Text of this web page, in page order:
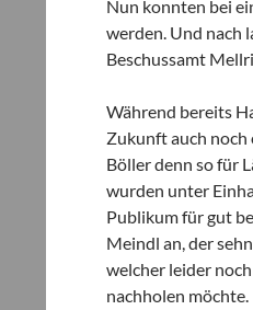
Nun konnten bei
werden. Und nach
Beschussamt
Während bereits
Zukunft auch noch
Böller denn so für
wurden unter
Publikum für gut
Meindl an, der
welcher leider
nachholen möchte.